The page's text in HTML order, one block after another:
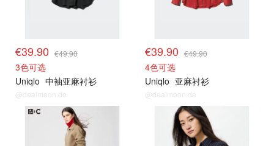
€39.90 €49.90
3色可选
Uniqlo 中袖亚麻衬衫
@dealmoon.de
€39.90 €49.90
4色可选
Uniqlo 亚麻衬衫
@dealmoon.de
其他精选 其他精选